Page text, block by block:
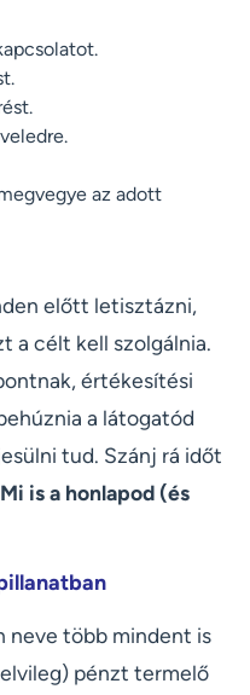
az adott
előtt letisztázni,
a célt kell szolgálnia.
értékesítési
a látogatód
tud. Szánj rá időt
Mi is a honlapod (és
neve több mindent is
pénzt termelő